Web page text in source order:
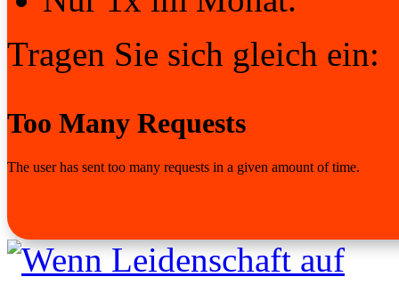
Tragen Sie sich gleich ein: